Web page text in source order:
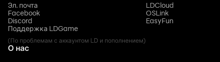
Эл. почта
Facebook
Discord
Поддержка LDGame
(По проблемам с аккаунтом LD и пополнением)
LDCloud
OSLink
EasyFun
О нас